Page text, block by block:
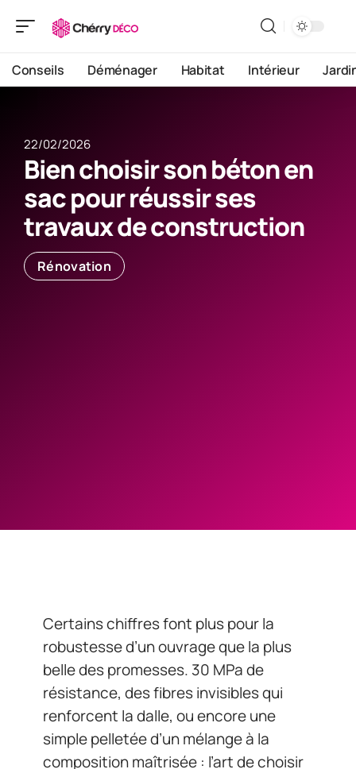
Conseils Déménager Habitat Intérieur
22/02/2026
Bien choisir son béton en
sac pour réussir ses
travaux de construction
Rénovation
Certains chiffres font plus pour la
robustesse d’un ouvrage que la plus
belle des promesses. 30 MPa de
résistance, des fibres invisibles qui
renforcent la dalle, ou encore une
simple pelletée d’un mélange à la
composition maîtrisée : l’art de choisir